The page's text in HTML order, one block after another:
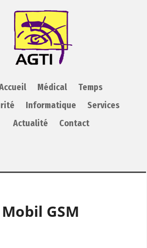
AGTI
Médical
Temps
Informatique
Services
Actualité
Contact
GSM